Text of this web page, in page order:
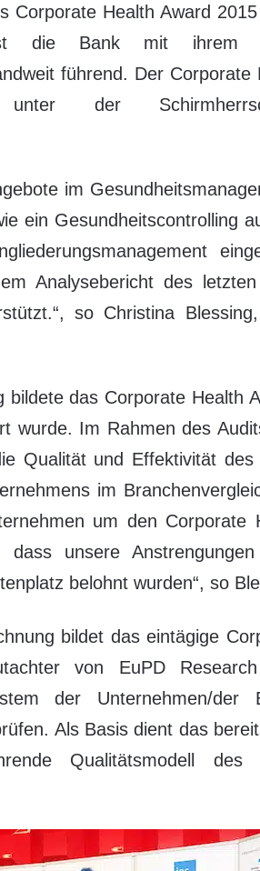
Corporate Health Award
die Bank mit ihrem
führend. Der Corporate
der
im
ein Gesundheitscontrolling
Analysebericht des
so Christina Blessing,
bildete das Corporate Health
wurde. Im Rahmen des
Qualität und Effektivität des
im
um den Corporate
unsere
belohnt wurden“, so
bildet das eintägige
von EuPD Research
der Unternehmen/der
Als Basis dient das
Qualitätsmodell des